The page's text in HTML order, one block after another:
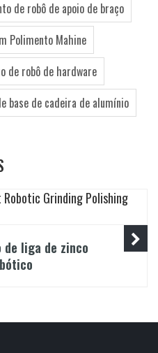
de robô de apoio de braço
Polimento Mahine
de robô de hardware
base de cadeira de alumínio
liga de zinco